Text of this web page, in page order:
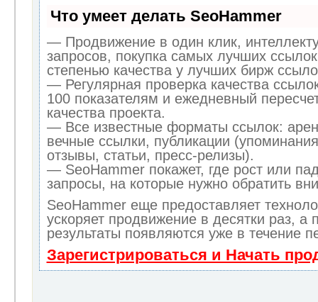
Что умеет делать SeoHammer
— Продвижение в один клик,
запросов, покупка самых лучших
степенью качества у лучших бирж
— Регулярная проверка качества
100 показателям и ежедневный
качества проекта.
— Все известные форматы ссылок:
вечные ссылки, публикации
отзывы, статьи, пресс-релизы).
— SeoHammer покажет, где рост или
запросы, на которые нужно обратить
SeoHammer еще предоставляет
ускоряет продвижение в десятки раз, а
результаты появляются уже в течение
Зарегистрироваться и Начать